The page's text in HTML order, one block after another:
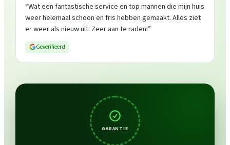
“Wat een fantastische service en top mannen die mijn huis
weer helemaal schoon en fris hebben gemaakt. Alles ziet
er weer als nieuw uit. Zeer aan te raden!”
Geverifieerd
GARANTIE